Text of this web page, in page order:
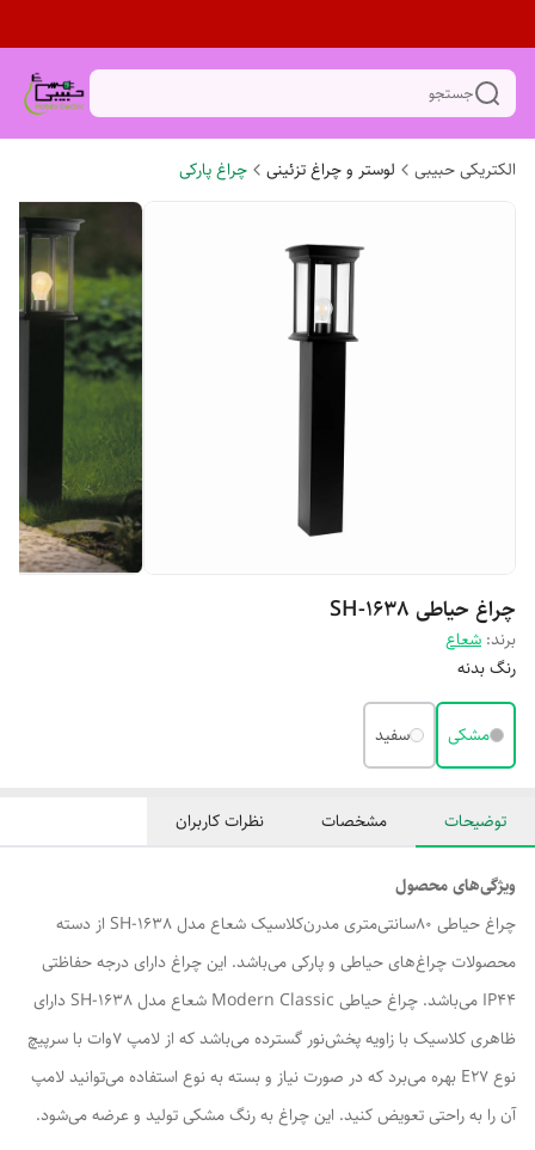
جستجو
الکتریکی حبیبی لوستر و چراغ تزئینی چراغ پارکی
چراغ حیاطی SH-1638
برند: شعاع
رنگ بدنه
مشکی سفید
توضیحات مشخصات نظرات کاربران
ویژگی‌های محصول
چراغ حیاطی 80سانتی‌متری مدرن‌کلاسیک شعاع مدل SH-1638 از دسته
محصولات چراغ‌های حیاطی و پارکی می‌باشد. این چراغ دارای درجه حفاظتی
IP44 می‌باشد. چراغ حیاطی Modern Classic شعاع مدل SH-1638 دارای
ظاهری کلاسیک با زاویه پخش‌نور گسترده می‌باشد که از لامپ 7وات با سرپیچ
نوع E27 بهره می‌برد که در صورت نیاز و بسته به نوع استفاده می‌توانید لامپ
آن را به راحتی تعویض کنید. این چراغ به رنگ مشکی تولید و عرضه می‌شود.